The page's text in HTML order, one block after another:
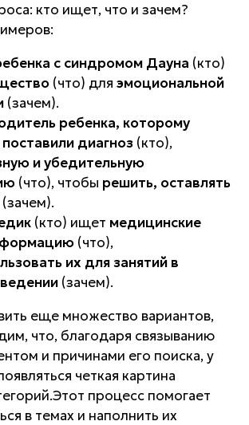
кто ищет, что и зачем?
с синдромом Дауна (кто)
(что) для эмоциональной
(зачем).
ребенка, которому
диагноз (кто),
и убедительную
(что), чтобы решить, оставлять
(зачем).
(кто) ищет медицинские
(что),
их для занятий в
(зачем).
еще множество вариантов,
что, благодаря связыванию
и причинами его поиска, у
четкая картина
процесс помогает
в темах и наполнить их